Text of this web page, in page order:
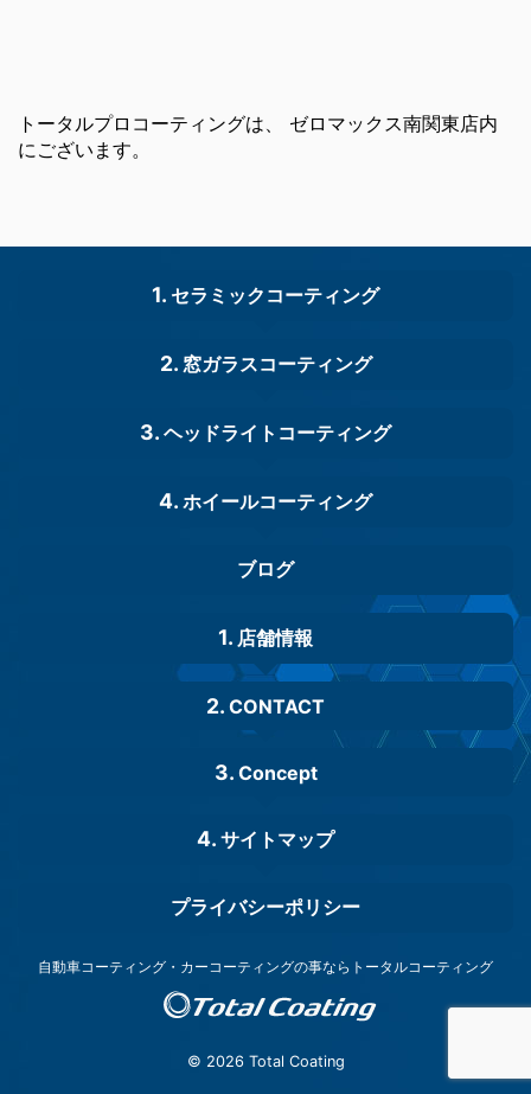
トータルプロコーティングは、 ゼロマックス南関東店内
にございます。
セラミックコーティング
窓ガラスコーティング
ヘッドライトコーティング
ホイールコーティング
ブログ
店舗情報
CONTACT
Concept
サイトマップ
プライバシーポリシー
自動車コーティング・カーコーティングの事ならトータルコーティング
© 2026 Total Coating